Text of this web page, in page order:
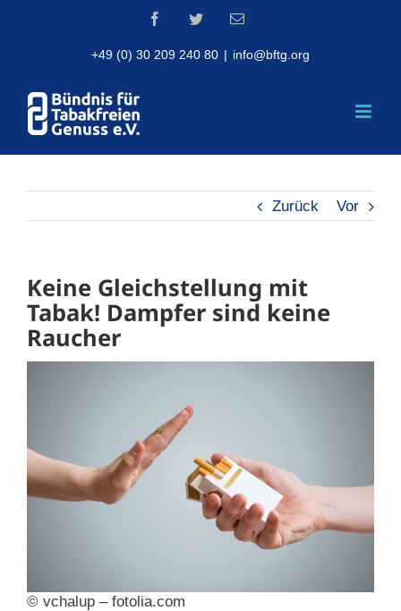
FacebookTwitterEmail
+49 (0) 30 209 240 80 | info@bftg.org
Zurück Vor
Keine Gleichstellung mit
Tabak! Dampfer sind keine
Raucher
© vchalup – fotolia.com